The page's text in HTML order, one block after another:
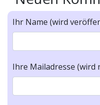
Ihr Name (wird
Ihre Mailadresse